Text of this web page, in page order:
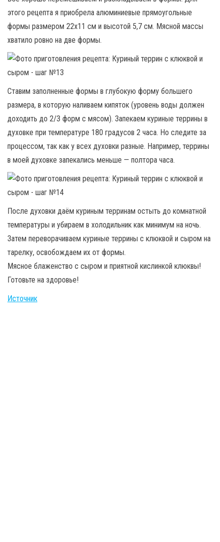
этого рецепта я приобрела алюминиевые прямоугольные
формы размером 22х11 см и высотой 5,7 см. Мясной массы
хватило ровно на две формы.
Ставим заполненные формы в глубокую форму большего
размера, в которую наливаем кипяток (уровень воды должен
доходить до 2/3 форм с мясом). Запекаем куриные террины в
духовке при температуре 180 градусов 2 часа. Но следите за
процессом, так как у всех духовки разные. Например, террины
в моей духовке запекались меньше — полтора часа.
После духовки даём куриным терринам остыть до комнатной
температуры и убираем в холодильник как минимум на ночь.
Затем переворачиваем куриные террины с клюквой и сыром на
тарелку, освобождаем их от формы.
Мясное блаженство с сыром и приятной кислинкой клюквы!
Готовьте на здоровье!
Источник